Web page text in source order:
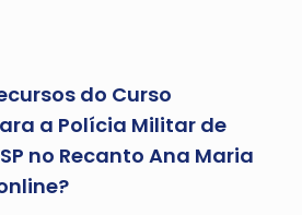
do Curso
a Polícia Militar de
no Recanto Ana Maria